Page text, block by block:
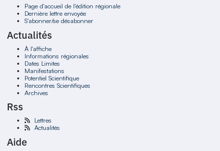
Page d'accueil de l'édition régionale
Dernière lettre envoyée
S'abonner/se désabonner
Actualités
À l'affiche
Informations régionales
Dates Limites
Manifestations
Potentiel Scientifique
Rencontres Scientifiques
Archives
Rss
Lettres
Actualités
Aide